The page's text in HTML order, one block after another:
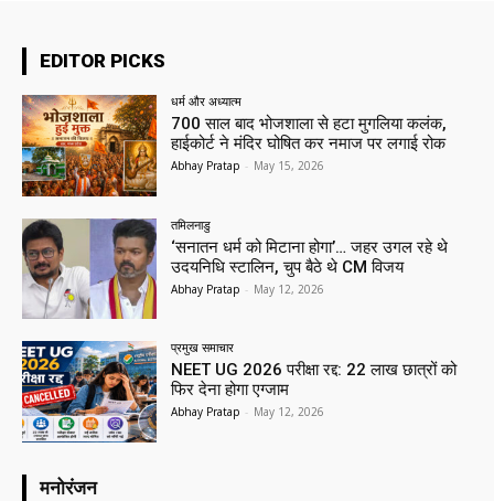
EDITOR PICKS
धर्म और अध्यात्म
700 साल बाद भोजशाला से हटा मुगलिया कलंक,
हाईकोर्ट ने मंदिर घोषित कर नमाज पर लगाई रोक
Abhay Pratap - May 15, 2026
तमिलनाडु
‘सनातन धर्म को मिटाना होगा’… जहर उगल रहे थे
उदयनिधि स्टालिन, चुप बैठे थे CM विजय
Abhay Pratap - May 12, 2026
प्रमुख समाचार‎
NEET UG 2026 परीक्षा रद्द: 22 लाख छात्रों को
फिर देना होगा एग्जाम
Abhay Pratap - May 12, 2026
मनोरंजन